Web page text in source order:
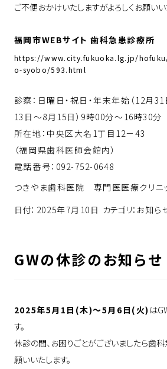
ご不便おかけいたしますがよろしくお願いい
福岡市WEBサイト 歯科急患診療所
https://www.city.fukuoka.lg.jp/
o-syobo/593.html
診察：日曜日・祝日・年末年始（12月31
13日～8月15日）9時00分～16時30分
所在地：中央区大名1丁目12－43
（福岡県歯科医師会館内）
電話番号： 092-752-0648
つきやま歯科医院 専門医医療クリ
日付： 2025年7月10日 カテゴリ： お知ら
GWの休診のお知らせ
2025年5月1日(木)〜5月6日(火) は
す。
休診の間、お困りごとがございましたら歯
願いいたします。